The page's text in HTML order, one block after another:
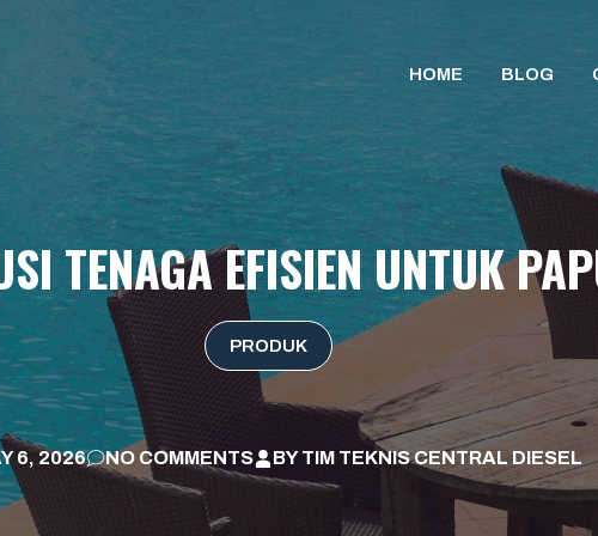
HOME BLOG
TENAGA EFISIEN UNTUK
PRODUK
6, 2026 NO COMMENTS BYTIM TEKNIS CENTRAL DIESEL